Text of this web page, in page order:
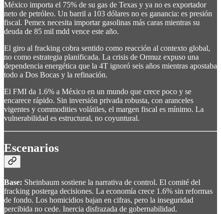
México importa el 75% de su gas de Texas y ya no es exportador
neto de petróleo. Un barril a 103 dólares no es ganancia: es presión
fiscal. Pemex necesita importar gasolinas más caras mientras su
deuda de 85 mil mdd vence este año.
El giro al fracking cobra sentido como reacción al contexto global,
no como estrategia planificada. La crisis de Ormuz expuso una
dependencia energética que la 4T ignoró seis años mientras apostaba
todo a Dos Bocas y la refinación.
El FMI da 1.6% a México en un mundo que crece poco y se
encarece rápido. Sin inversión privada robusta, con aranceles
vigentes y commodities volátiles, el margen fiscal es mínimo. La
vulnerabilidad es estructural, no coyuntural.
Escenarios
Base: Sheinbaum sostiene la narrativa de control. El comité del
fracking posterga decisiones. La economía crece 1.6% sin reformas
de fondo. Los homicidios bajan en cifras, pero la inseguridad
percibida no cede. Inercia disfrazada de gobernabilidad.